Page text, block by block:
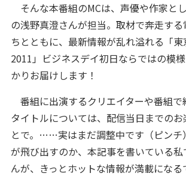
そんな本番組のMCは、声優や作家と
の浅野真澄さんが担当。取材で奔走す
ちとともに、最新情報が乱れ溢れる「
2011」ビジネスデイ初日ならではの模
かりお届けします！
番組に出演するクリエイターや番組で
タイトルについては、配信当日までの
とで。……実はまだ調整中です（ピンチ
が飛び出すのか、本記事を書いている
んが、きっとホットな情報が満載にな